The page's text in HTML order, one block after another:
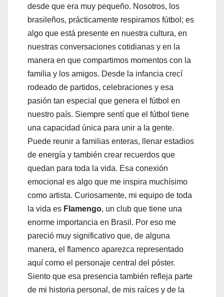
desde que era muy pequeño. Nosotros, los
brasileños, prácticamente respiramos fútbol; es
algo que está presente en nuestra cultura, en
nuestras conversaciones cotidianas y en la
manera en que compartimos momentos con la
familia y los amigos. Desde la infancia crecí
rodeado de partidos, celebraciones y esa
pasión tan especial que genera el fútbol en
nuestro país. Siempre sentí que el fútbol tiene
una capacidad única para unir a la gente.
Puede reunir a familias enteras, llenar estadios
de energía y también crear recuerdos que
quedan para toda la vida. Esa conexión
emocional es algo que me inspira muchísimo
como artista. Curiosamente, mi equipo de toda
la vida es Flamengo, un club que tiene una
enorme importancia en Brasil. Por eso me
pareció muy significativo que, de alguna
manera, el flamenco aparezca representado
aquí como el personaje central del póster.
Siento que esa presencia también refleja parte
de mi historia personal, de mis raíces y de la